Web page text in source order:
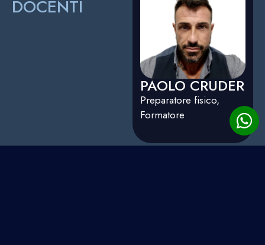
DOCENTI
PAOLO CRUDER
Preparatore fisico,
Formatore